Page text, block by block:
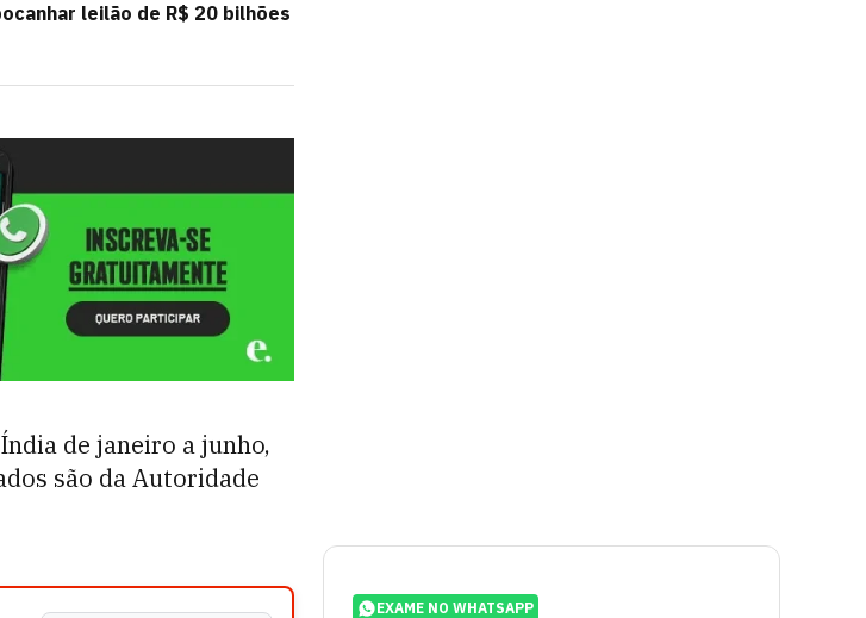
leilão de R$ 20 bilhões
de janeiro a junho,
são da Autoridade
EXAME NO WHATSAPP